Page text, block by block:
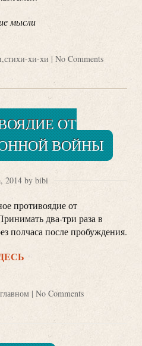
мысли
,стихи-хи-хи | No Comments
ОТ
ВОЙНЫ
2014 by bibi
противоядие от
два-три раза в
полчаса после пробуждения.
| No Comments